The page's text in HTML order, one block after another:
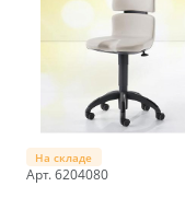
На складе
Арт. 6204080